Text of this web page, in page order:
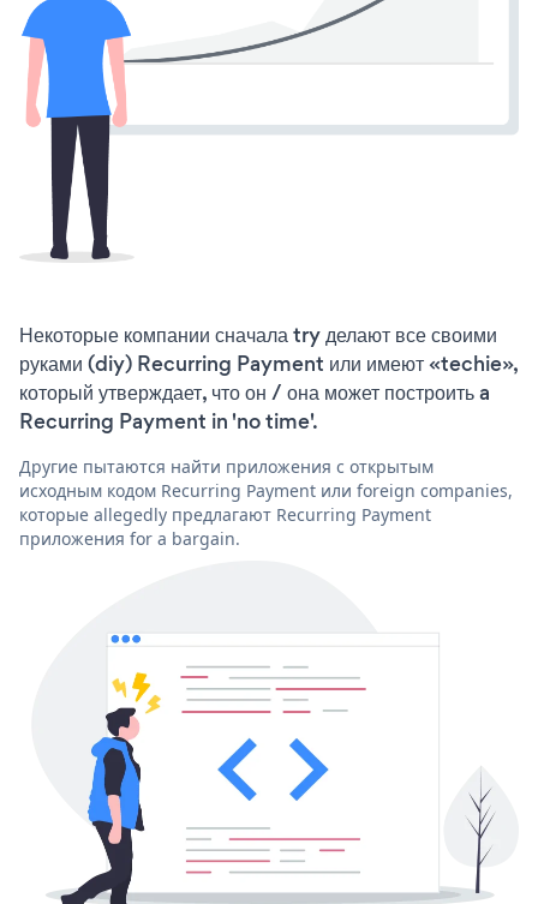
Некоторые компании сначала try делают все своими
руками (diy) Recurring Payment или имеют «techie»,
который утверждает, что он / она может построить a
Recurring Payment in 'no time'.
Другие пытаются найти приложения с открытым
исходным кодом Recurring Payment или foreign companies,
которые allegedly предлагают Recurring Payment
приложения for a bargain.